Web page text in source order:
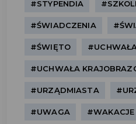
#STYPENDIA
#ŚWIADCZENIA
#ŚWIĘTO
#UCHWAŁA
#URZĄDMIASTA
#UWAGA #WAKACJE